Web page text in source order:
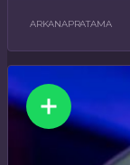
ARKANAPRATAMA